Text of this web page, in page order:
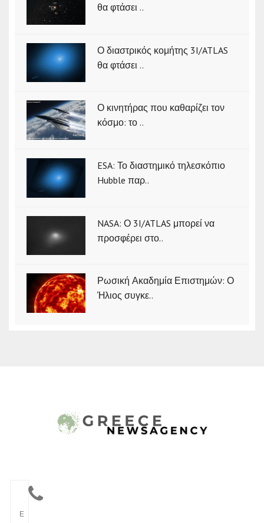
θα φτάσει ..
Ο διαστρικός κομήτης 3I/ATLAS
θα φτάσει ..
Ο κινητήρας που καθαρίζει τον
κόσμο: το ..
ESA: Το διαστημικό τηλεσκόπιο
Hubble παρ..
NASA: Ο 3I/ATLAS μπορεί να
προσφέρει στο..
Ρωσική Ακαδημία Επιστημών: Ο
Ήλιος συγκε..
Ε